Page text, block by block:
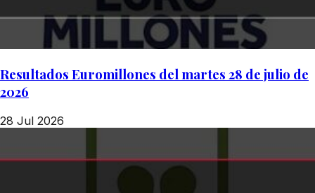
Resultados Euromillones del martes 28 de julio de
2026
28 Jul 2026